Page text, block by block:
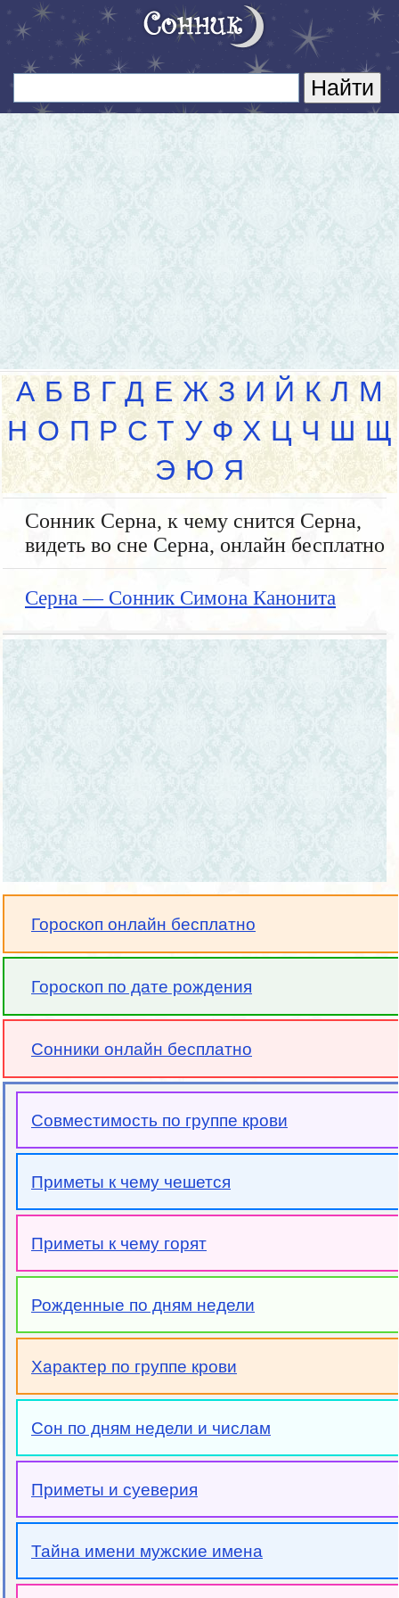
А Б В Г Д Е Ж З И Й К Л М
Н О П Р С Т У Ф Х Ц Ч Ш Щ
Э Ю Я
Сонник Серна, к чему снится Серна,
видеть во сне Серна, онлайн бесплатно
Серна — Сонник Симона Канонита
Гороскоп онлайн бесплатно
Гороскоп по дате рождения
Сонники онлайн бесплатно
Совместимость по группе крови
Приметы к чему чешется
Приметы к чему горят
Рожденные по дням недели
Характер по группе крови
Сон по дням недели и числам
Приметы и суеверия
Тайна имени мужские имена